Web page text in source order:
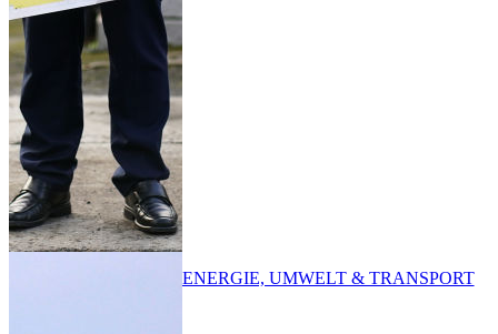
ENERGIE, UMWELT & TRANSPORT